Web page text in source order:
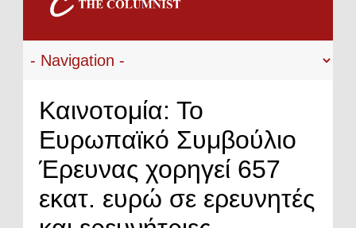
Καινοτομία: Το
Ευρωπαϊκό Συμβούλιο
Έρευνας χορηγεί 657
εκατ. ευρώ σε ερευνητές